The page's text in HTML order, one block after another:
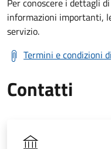
informazioni importanti,
servizio.
Termini e condizioni
Contatti